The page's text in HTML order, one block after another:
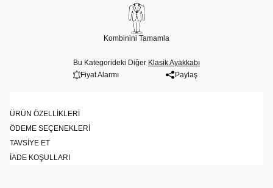
Kombinini Tamamla
Bu Kategorideki Diğer Klasik Ayakkabı
Fiyat Alarmı
Paylaş
ÜRÜN ÖZELLIKLERI
ÖDEME SEÇENEKLERI
TAVSIYE ET
İADE KOŞULLARI